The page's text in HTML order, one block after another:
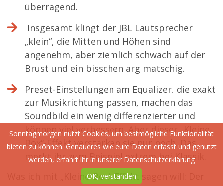
überragend.
Insgesamt klingt der JBL Lautsprecher
„klein“, die Mitten und Höhen sind
angenehm, aber ziemlich schwach auf der
Brust und ein bisschen arg matschig.
Preset-Einstellungen am Equalizer, die exakt
zur Musikrichtung passen, machen das
Soundbild ein wenig differenzierter und
können viel verbessern. Aber dieser „Kleine-
Box“-Effekt verstärken sie nur noch. Das
merkt ihr zum Beispiel extrem bei Klassik.
Was ich mit „Kleine-Box“-Effekt sagen will: Der
Sonntagmorgen nutzt Cookies, um bestmögliche Funktionalität
bieten zu können. Genaueres wie eure Daten erfasst und genutzt
werden, erfahrt ihr in unserer Datenschutzerklärung
OK, verstanden